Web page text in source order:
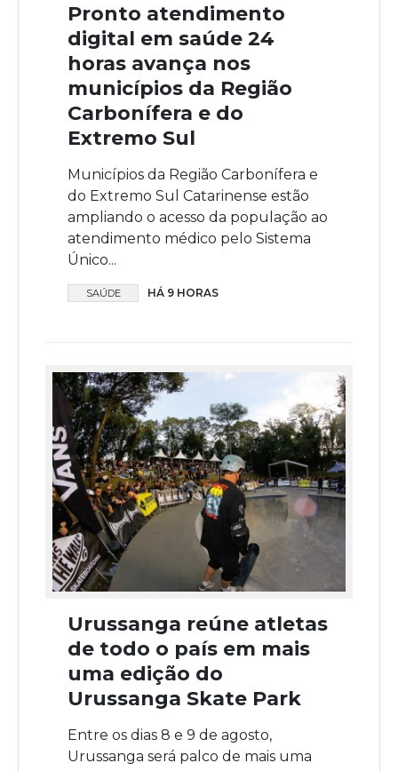
Pronto atendimento
digital em saúde 24
horas avança nos
municípios da Região
Carbonífera e do
Extremo Sul
Municípios da Região Carbonífera e
do Extremo Sul Catarinense estão
ampliando o acesso da população ao
atendimento médico pelo Sistema
Único...
SAÚDE HÁ 9 HORAS
Urussanga reúne atletas
de todo o país em mais
uma edição do
Urussanga Skate Park
Entre os dias 8 e 9 de agosto,
Urussanga será palco de mais uma